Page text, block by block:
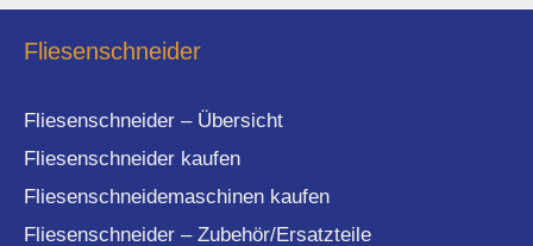
Fliesenschneider
Fliesenschneider – Übersicht
Fliesenschneider kaufen
Fliesenschneidemaschinen kaufen
Fliesenschneider – Zubehör/Ersatzteile